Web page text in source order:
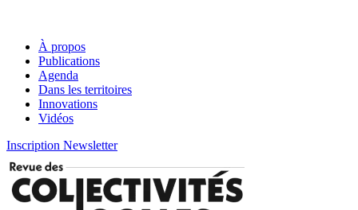
À propos
Publications
Agenda
Dans les territoires
Innovations
Vidéos
Inscription Newsletter